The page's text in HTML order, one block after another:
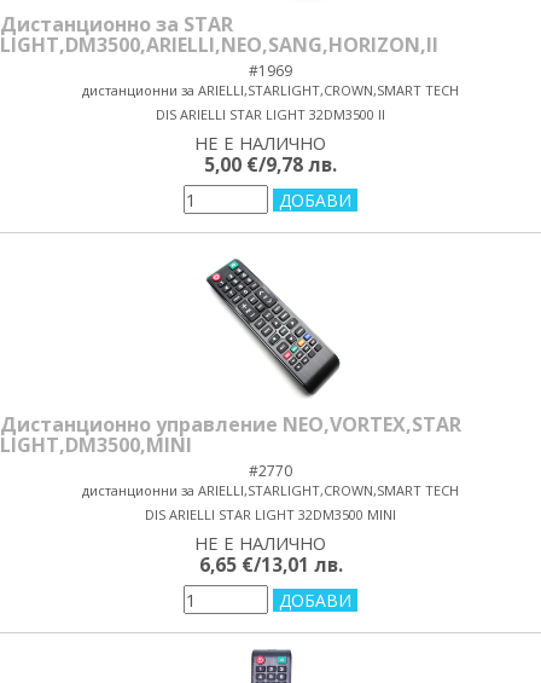
Дистанционно за STAR
LIGHT,DM3500,ARIELLI,NEO,SANG,HORIZON,II
#1969
дистанционни за ARIELLI,STARLIGHT,CROWN,SMART TECH
DIS ARIELLI STAR LIGHT 32DM3500 II
НЕ Е НАЛИЧНО
5,00 €/9,78 лв.
Дистанционно управление NEO,VORTEX,STAR
LIGHT,DM3500,MINI
#2770
дистанционни за ARIELLI,STARLIGHT,CROWN,SMART TECH
DIS ARIELLI STAR LIGHT 32DM3500 MINI
НЕ Е НАЛИЧНО
6,65 €/13,01 лв.